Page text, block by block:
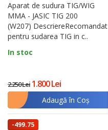
Aparat de sudura TIG/WIG
MMA - JASIC TIG 200
(W207) DescriereRecomandat
pentru sudarea TIG in c..
In stoc
2.250 Lei 1.800 Lei
Adaugă în Coş
-499.75